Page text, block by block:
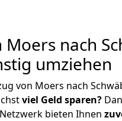
nach
umziehen
von Moers nach
viel Geld sparen?
bieten Ihnen